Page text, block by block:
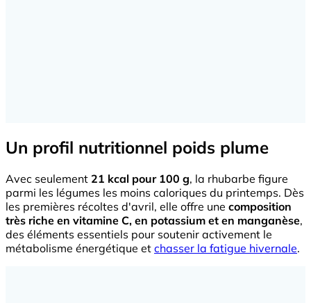
Un profil nutritionnel poids plume
Avec seulement 21 kcal pour 100 g, la rhubarbe figure
parmi les légumes les moins caloriques du printemps. Dès
les premières récoltes d'avril, elle offre une composition
très riche en vitamine C, en potassium et en manganèse,
des éléments essentiels pour soutenir activement le
métabolisme énergétique et chasser la fatigue hivernale.